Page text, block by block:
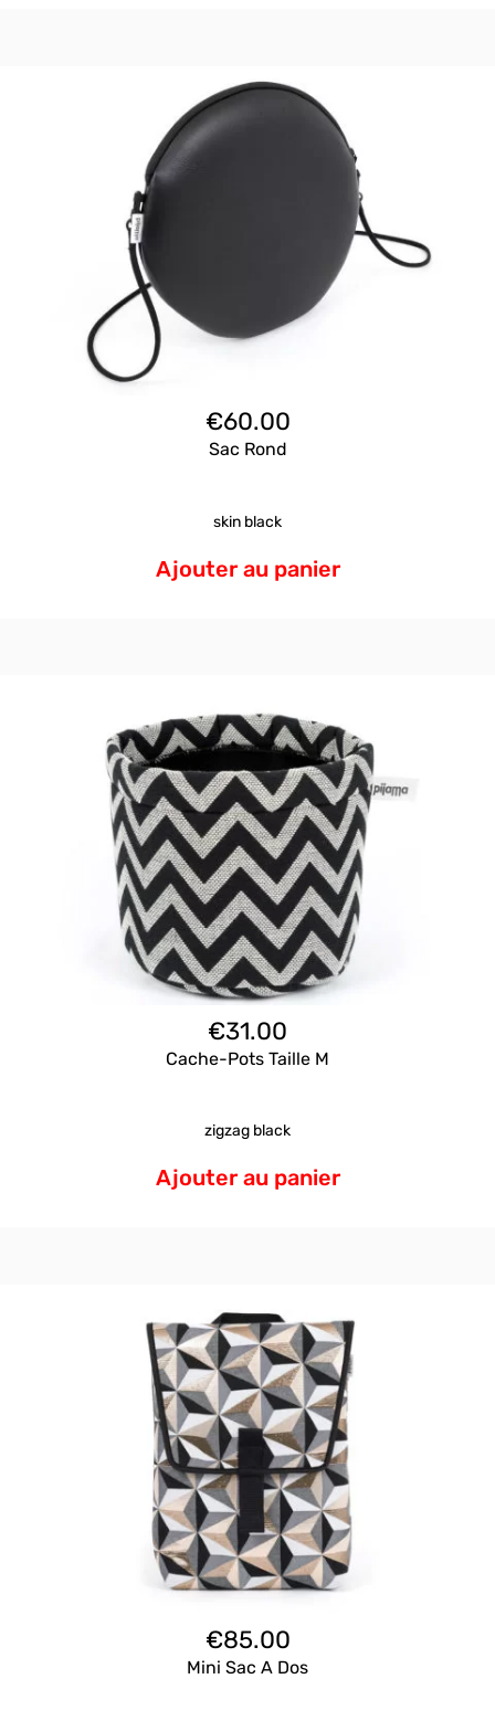
€60.00
Sac Rond
skin black
Ajouter au panier
€31.00
Cache-Pots Taille M
zigzag black
Ajouter au panier
€85.00
Mini Sac A Dos